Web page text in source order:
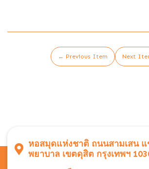
← Previous Item Next
หอสมุดแห่งชาติ ถนนสามเสน แ
พยาบาล เขตดุสิต กรุงเทพฯ